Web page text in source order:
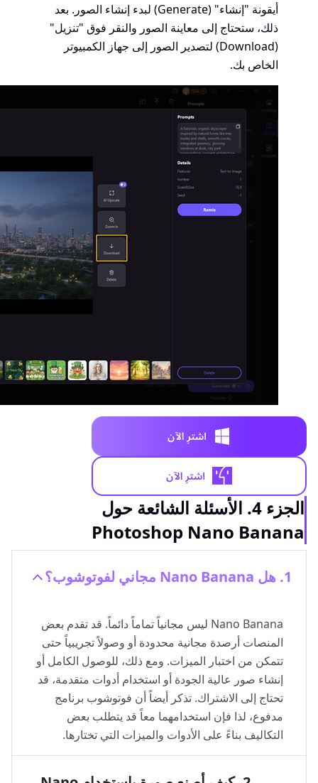
أيقونة "إنشاء" (Generate) لبدء إنشاء الصور. بعد
ذلك، ستحتاج إلى معاينة الصور والنقر فوق "تنزيل"
(Download) لتصدير الصور إلى جهاز الكمبيوتر
الخاص بك.
الجزء 4. الأسئلة الشائعة حول
Photoshop Nano Banana
1. هل Nano Banana مجاني لفوتوشوب؟
Nano Banana ليس مجانياً تماماً دائماً. قد تقدم بعض
المنصات أرصدة مجانية محدودة أو وصولاً تجريبياً حتى
تتمكن من اختبار الميزات. ومع ذلك، للوصول الكامل أو
إنشاء صور عالية الجودة أو استخدام أدوات متقدمة، قد
تحتاج إلى الاشتراك. تذكر أيضاً أن فوتوشوب برنامج
مدفوع، لذا فإن استخدامهما معاً قد يتطلب بعض
التكاليف بناءً على الأدوات والميزات التي تختارها.